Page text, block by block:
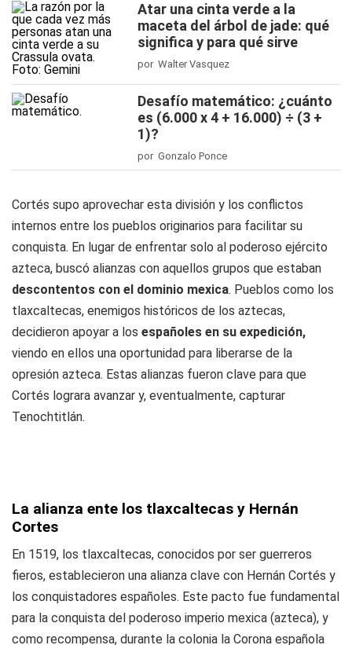
Atar una cinta verde a la
maceta del árbol de jade: qué
significa y para qué sirve
por Walter Vasquez
Desafío matemático: ¿cuánto
es (6.000 x 4 + 16.000) ÷ (3 +
1)?
por Gonzalo Ponce
Cortés supo aprovechar esta división y los conflictos
internos entre los pueblos originarios para facilitar su
conquista. En lugar de enfrentar solo al poderoso ejército
azteca, buscó alianzas con aquellos grupos que estaban
descontentos con el dominio mexica. Pueblos como los
tlaxcaltecas, enemigos históricos de los aztecas,
decidieron apoyar a los españoles en su expedición,
viendo en ellos una oportunidad para liberarse de la
opresión azteca. Estas alianzas fueron clave para que
Cortés lograra avanzar y, eventualmente, capturar
Tenochtitlán.
La alianza ente los tlaxcaltecas y Hernán
Cortes
En 1519, los tlaxcaltecas, conocidos por ser guerreros
fieros, establecieron una alianza clave con Hernán Cortés y
los conquistadores españoles. Este pacto fue fundamental
para la conquista del poderoso imperio mexica (azteca), y
como recompensa, durante la colonia la Corona española